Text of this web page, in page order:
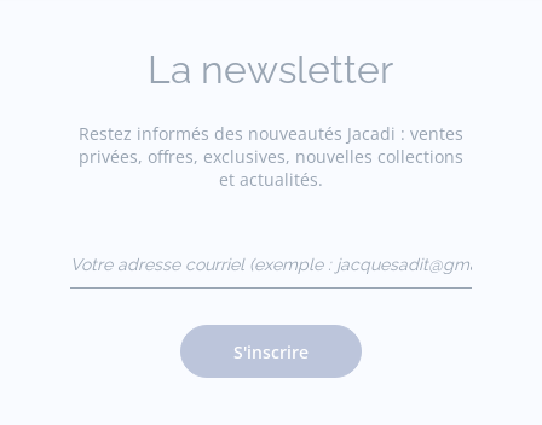
La newsletter
Restez informés des nouveautés Jacadi : ventes
privées, offres, exclusives, nouvelles collections
et actualités.
(exemple :
jacquesadit@gmail.com)
S'inscrire